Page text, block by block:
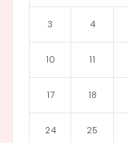
3 4
10 11
17 18
24 25